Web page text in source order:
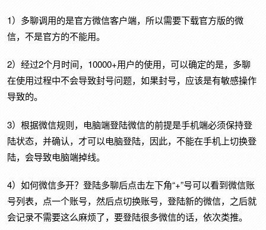
1）多聊调用的是官方微信客户端，所以需要下载官方版的微
信，不是官方的不能用。
2）经过2个月时间，10000+用户的使用，可以确定的是，多聊
在使用过程中不会导致封号问题，如果封号，应该是有敏感操作
导致的。
3）根据微信规则，电脑端登陆微信的前提是手机端必须保持登
陆状态，并确认，才可以电脑登陆，因此，不能在手机上切换登
陆，会导致电脑端掉线。
4）如何微信多开？登陆多聊后点击左下角“+”号可以看到微信账
号列表，点一个账号，然后点切换账号，登陆新的微信，之后就
会记录不需要这么麻烦了，要登陆很多微信的话，依次类推。